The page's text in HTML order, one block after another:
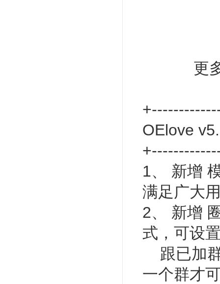
更
OElove
1、 新增
满足广大
2、 新增
式，可设
跟已加
一个群才